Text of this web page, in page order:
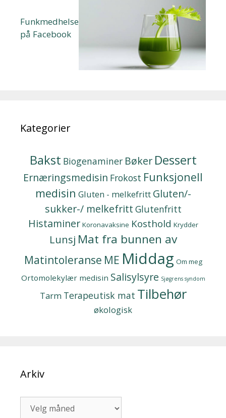
Funkmedhelse
på Facebook
Kategorier
Bakst Biogenaminer Bøker Dessert
Ernæringsmedisin Frokost Funksjonell
medisin Gluten - melkefritt Gluten/-
sukker-/ melkefritt Glutenfritt
Histaminer Koronavaksine Kosthold Krydder
Lunsj Mat fra bunnen av
Matintoleranse ME Middag Om meg
Ortomolekylær medisin Salisylsyre Sjøgrens syndom
Tarm Terapeutisk mat Tilbehør
økologisk
Arkiv
Arkiv